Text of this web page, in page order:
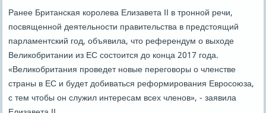
Ранее Британская королева Елизавета II в тронной речи,
посвященной деятельности правительства в предстоящий
парламентский год, объявила, что референдум о выходе
Великобритании из ЕС состоится до конца 2017 года.
«Великобритания проведет новые переговоры о членстве
страны в ЕС и будет добиваться реформирования Евросоюза,
с тем чтобы он служил интересам всех членов», - заявила